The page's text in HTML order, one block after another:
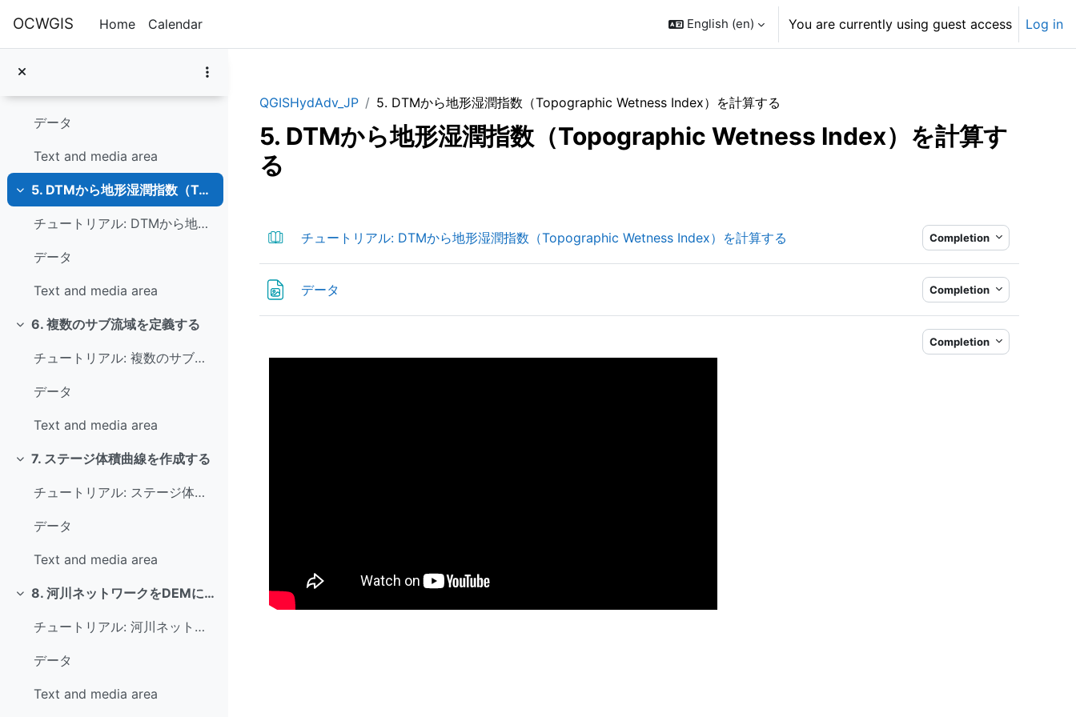
OCWGIS Home Calendar English ‎(en)‎ You are currently using guest access Log in
Text and media area
データ
Text and media area
Collapse
5. DTMから地形湿潤指数（Topographic Wetness Index）を計算する
チュートリアル: DTMから地形湿潤指数（Topographic Wetness Index）を計算する
データ
Text and media area
Collapse
6. 複数のサブ流域を定義する
チュートリアル: 複数のサブ流域を定義する
データ
Text and media area
Collapse
7. ステージ体積曲線を作成する
チュートリアル: ステージ体積曲線を作成する
データ
Text and media area
Collapse
8. 河川ネットワークをDEMに書き込む
チュートリアル: 河川ネットワークをDEMに書き込む
データ
Text and media area
QGISHydAdv_JP 5. DTMから地形湿潤指数（Topographic Wetness Index）を計算する
5. DTMから地形湿潤指数（Topographic Wetness Index）を計算す
る
チュートリアル: DTMから地形湿潤指数（Topographic Wetness Index）を計算する Completion
データ Completion
Completion